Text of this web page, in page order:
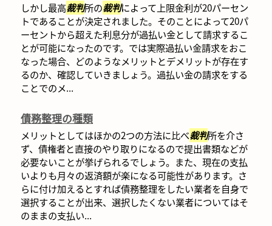
しかし最高裁判所の裁判によって上限金利が20パーセン
トであることが決定されました。そのことによって20パ
ーセントから超えた利息分が過払い金として請求するこ
とが可能になったのです。では実際過払い金請求をおこ
なった場合、どのようなメリットとデメリットが存在す
るのか、確認していきましょう。過払い金の請求をする
ことでのメ...
債務整理の種類
メリットとしてはほかの2つの方法に比べ裁判所を介さ
ず、債権者と直接のやり取りになるので提出書類などが
必要ないことが挙げられるでしょう。また、現在の支払
いよりも月々の返済額が楽になる可能性があります。さ
らに付け加えるとすれば債務整理をしたい業者を自身で
選択することが出来、選択したくない業者についてはそ
のままの支払い...